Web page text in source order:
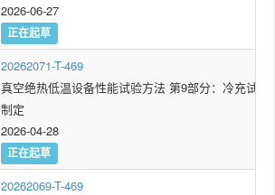
2026-06-27
正在起草
20262071-T-469
真空绝热低温设备性能试验方法 第9部分：冷充试验
制定
2026-04-28
正在起草
20262069-T-469